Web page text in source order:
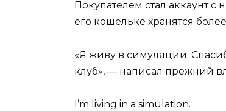
Покупателем стал аккаунт
его кошельке хранятся
«Я живу в симуляции.
клуб», — написал прежний
I’m living in a simulation.